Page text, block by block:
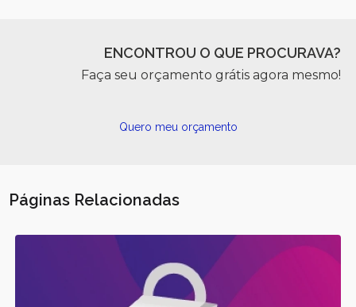
ENCONTROU O QUE PROCURAVA?
Faça seu orçamento grátis agora mesmo!
Quero meu orçamento
Páginas Relacionadas